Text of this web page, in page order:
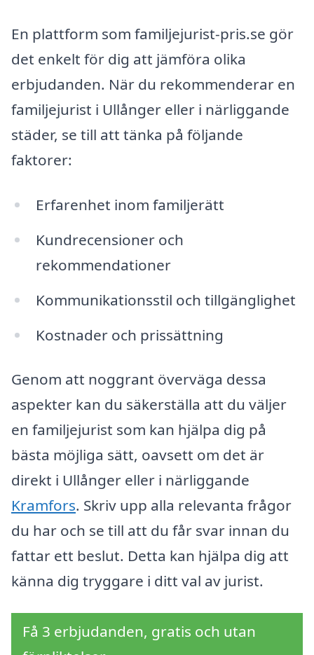
En plattform som familjejurist-pris.se gör
det enkelt för dig att jämföra olika
erbjudanden. När du rekommenderar en
familjejurist i Ullånger eller i närliggande
städer, se till att tänka på följande
faktorer:
Erfarenhet inom familjerätt
Kundrecensioner och
rekommendationer
Kommunikationsstil och tillgänglighet
Kostnader och prissättning
Genom att noggrant överväga dessa
aspekter kan du säkerställa att du väljer
en familjejurist som kan hjälpa dig på
bästa möjliga sätt, oavsett om det är
direkt i Ullånger eller i närliggande
Kramfors. Skriv upp alla relevanta frågor
du har och se till att du får svar innan du
fattar ett beslut. Detta kan hjälpa dig att
känna dig tryggare i ditt val av jurist.
Få 3 erbjudanden, gratis och utan